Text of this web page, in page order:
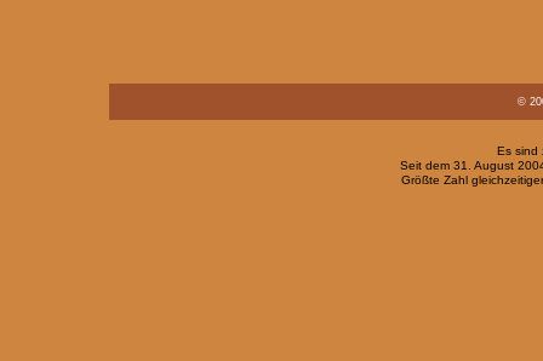
©
Es sind
Seit dem 31. August
Größte Zahl